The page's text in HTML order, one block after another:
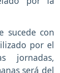
sucede con
por el
jornadas,
será del